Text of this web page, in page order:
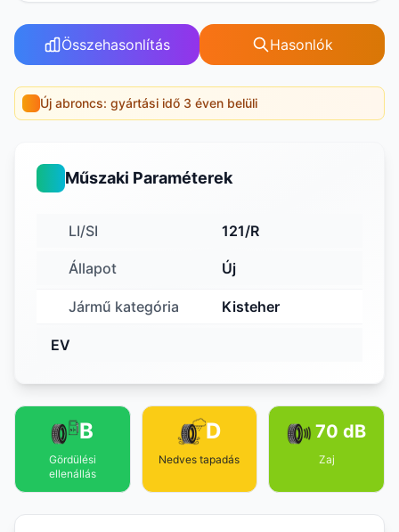
Összehasonlítás Hasonlók
Új abroncs: gyártási idő 3 éven belüli
Műszaki Paraméterek
LI/SI 121/R
Állapot Új
Jármű kategória Kisteher
EV
B
Gördülési
ellenállás
D
Nedves tapadás
70 dB
Zaj